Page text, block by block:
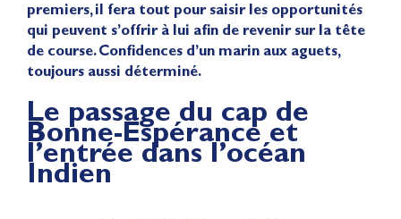
premiers, il fera tout pour saisir les opportunités
qui peuvent s’offrir à lui afin de revenir sur la tête
de course. Confidences d’un marin aux aguets,
toujours aussi déterminé.
Le passage du cap de
Bonne-Espérance et
l’entrée dans l’océan
Indien